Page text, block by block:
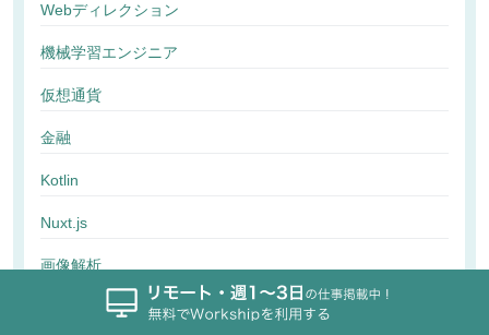
Webディレクション
機械学習エンジニア
仮想通貨
金融
Kotlin
Nuxt.js
画像解析